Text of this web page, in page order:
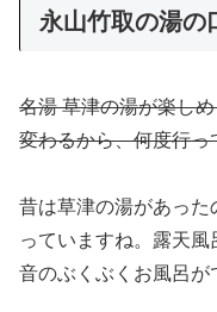
永山竹取の湯の
名湯 草津の湯が楽し
変わるから、何度行
昔は草津の湯があっ
っていますね。露天
音のぶくぶくお風呂が